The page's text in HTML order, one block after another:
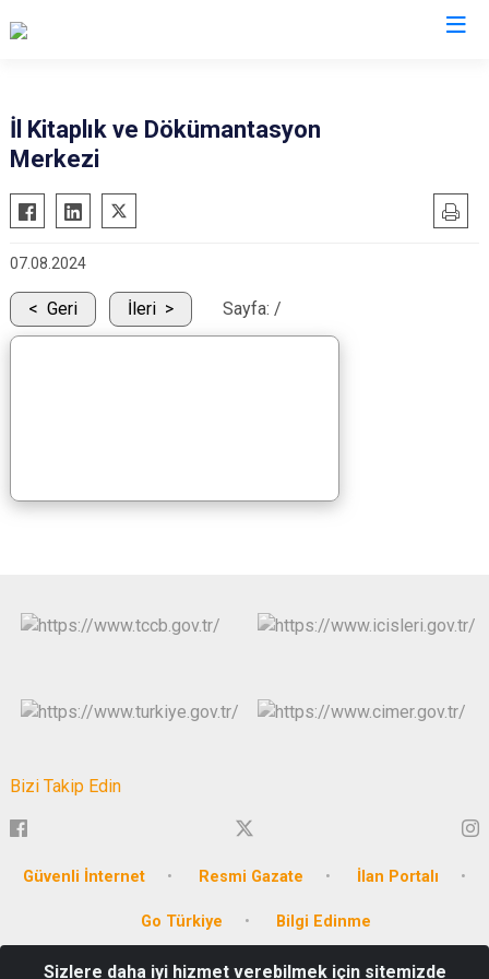
İl Kitaplık ve Dökümantasyon
Merkezi
07.08.2024
Geri İleri Sayfa: /
Bizi Takip Edin
Güvenli İnternet Resmi Gazate İlan Portalı
Go Türkiye Bilgi Edinme
Sizlere daha iyi hizmet verebilmek için sitemizde